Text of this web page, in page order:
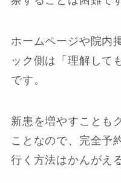
ホームページや院内
ック側は「理解して
です。
新患を増やすことも
ことなので、完全予
行く方法はかんがえ